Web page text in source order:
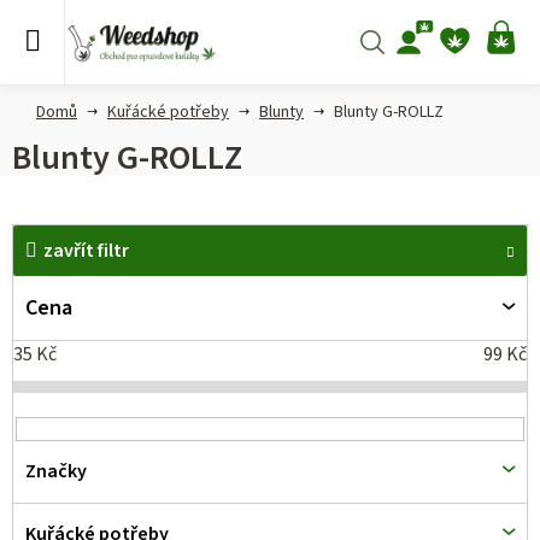
Hledat
Domů Kuřácké potřeby Blunty Blunty G-ROLLZ
Blunty G-ROLLZ
zavřít filtr
Cena
35 Kč 99 Kč
Značky
Kuřácké potřeby
V
p
i
s
p
r
o
d